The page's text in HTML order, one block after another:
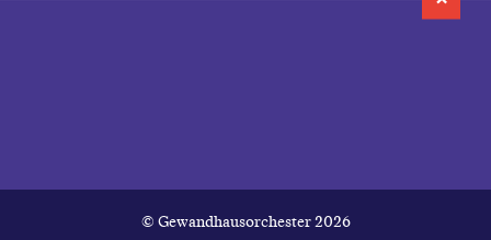
© Gewandhausorchester 2026